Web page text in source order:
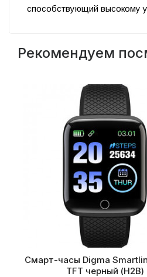
способствующий высокому
Рекомендуем
Смарт-часы Digma
TFT черный (H2B)